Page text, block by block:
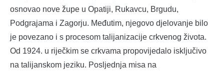
osnovao nove župe u Opatiji, Rukavcu, Brgudu,
Podgrajama i Zagorju. Međutim, njegovo djelovanje bilo
je povezano i s procesom talijanizacije crkvenog života.
Od 1924. u riječkim se crkvama propovijedalo isključivo
na talijanskom jeziku. Posljednja misa na